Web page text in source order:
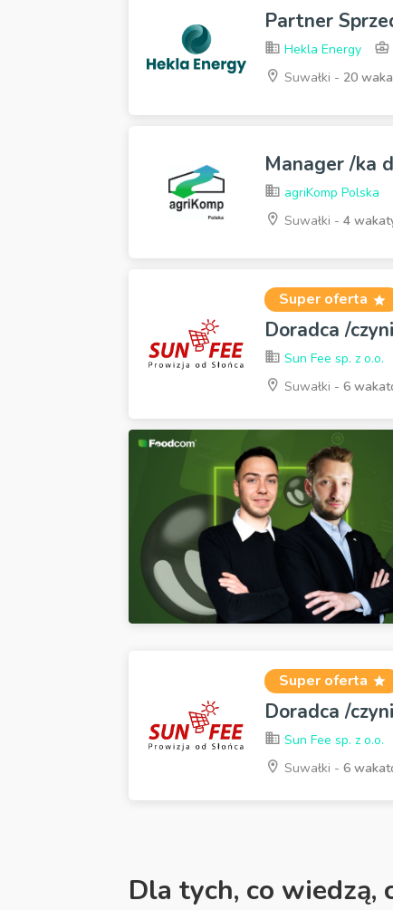
Partner
Hekla Energy
Suwałki - 20
Manager /ka
agriKomp Polska
Suwałki - 4
Super oferta
Doradca /
Sun Fee sp. z o.o.
Suwałki - 6
Super oferta
Doradca /
Sun Fee sp. z o.o.
Suwałki - 6
Dla tych, co wiedzą,